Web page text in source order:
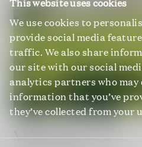
This website uses cookies
We use cookies to
provide social media
traffic. We also share
our site with our social
analytics partners who
information that you’ve
they’ve collected from your
Villa Wisteria Lane